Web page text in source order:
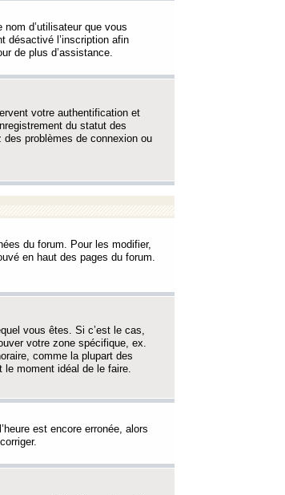
d’utilisateur que vous
désactivé l’inscription afin
de plus d’assistance.
votre authentification et
du statut des
problèmes de connexion ou
du forum. Pour les modifier,
en haut des pages du forum.
vous êtes. Si c’est le cas,
votre zone spécifique, ex.
comme la plupart des
le moment idéal de le faire.
est encore erronée, alors